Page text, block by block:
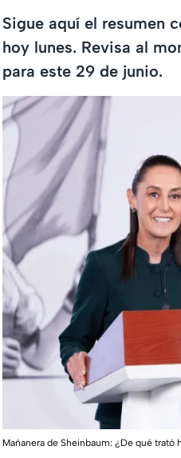
Sigue aquí el resumen
hoy lunes. Revisa al
para este 29 de junio.
Mañanera de Sheinbaum: ¿De qué